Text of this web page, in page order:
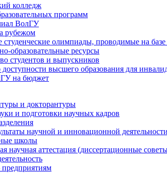
колледж
программ
ВолГУ
рубежом
студенческие олимпиады, проводимые на
образовательные ресурсы
студентов и выпускников
высшего образования для
на бюджет
и докторантуры
и подготовки научных кадров
научной и инновационной деятельности
школы
научная аттестация (диссертационные
предприятиям